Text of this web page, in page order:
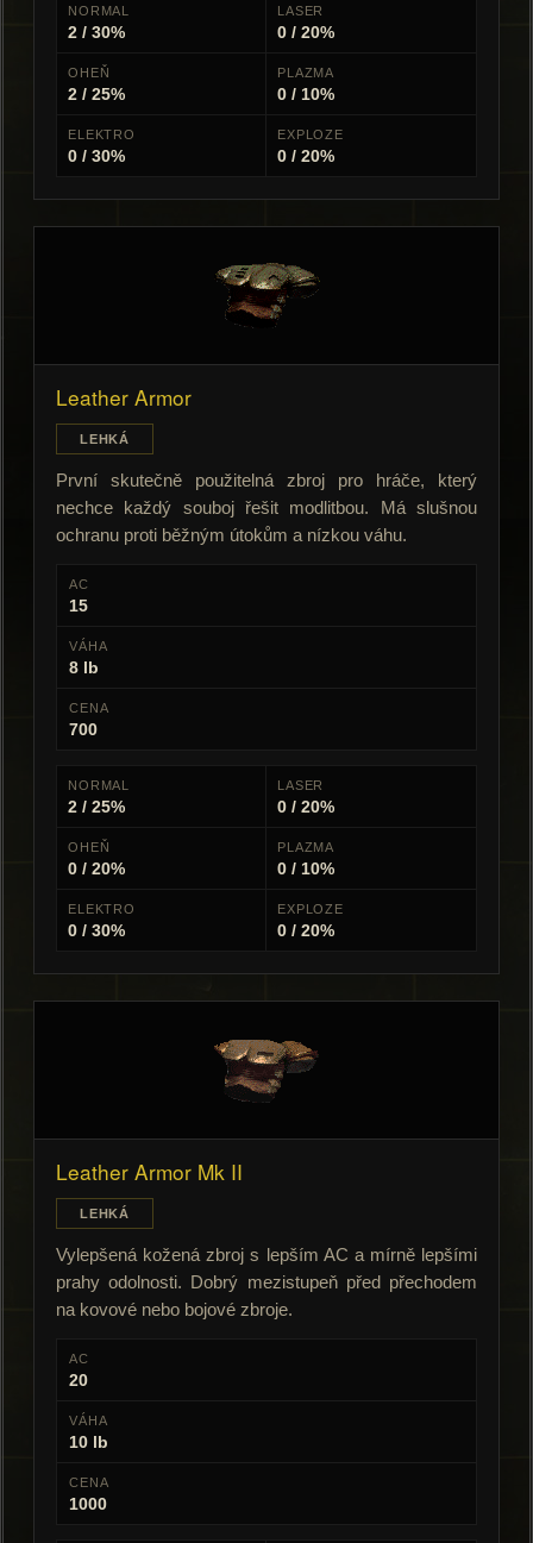
NORMAL
2 / 30%
LASER
0 / 20%
OHEŇ
2 / 25%
PLAZMA
0 / 10%
ELEKTRO
0 / 30%
EXPLOZE
0 / 20%
Leather Armor
LEHKÁ
První skutečně použitelná zbroj pro hráče, který
nechce každý souboj řešit modlitbou. Má slušnou
ochranu proti běžným útokům a nízkou váhu.
AC
15
VÁHA
8 lb
CENA
700
NORMAL
2 / 25%
LASER
0 / 20%
OHEŇ
0 / 20%
PLAZMA
0 / 10%
ELEKTRO
0 / 30%
EXPLOZE
0 / 20%
Leather Armor Mk II
LEHKÁ
Vylepšená kožená zbroj s lepším AC a mírně lepšími
prahy odolnosti. Dobrý mezistupeň před přechodem
na kovové nebo bojové zbroje.
AC
20
VÁHA
10 lb
CENA
1000